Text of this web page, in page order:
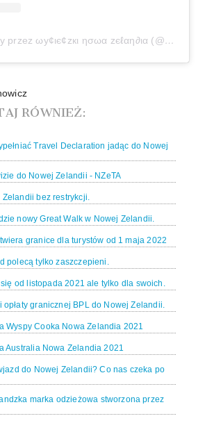
Post udostępniony przez ωу¢ιє¢zкι ησωα zєℓαη∂ια (@wycieczkinowazelandia)
RÓWNIEŻ:
Travel Declaration jadąc do Nowej
do Nowej Zelandii - NZeTA
Zelandii bez restrykcji.
nowy Great Walk w Nowej Zelandii.
granice dla turystów od 1 maja 2022
polecą tylko zaszczepieni.
od listopada 2021 ale tylko dla swoich.
opłaty granicznej BPL do Nowej Zelandii.
Wyspy Cooka Nowa Zelandia 2021
Australia Nowa Zelandia 2021
do Nowej Zelandii? Co nas czeka po
marka odzieżowa stworzona przez